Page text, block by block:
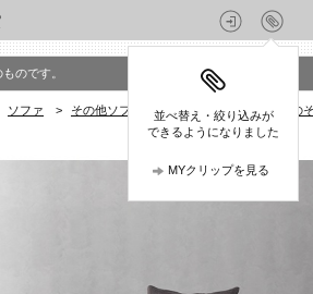
並べ替え・絞り込みが
できるようになりました
MYクリップを見る
のです。
ソファ > その他ソファ > リッツウェル(Ritzwell)の